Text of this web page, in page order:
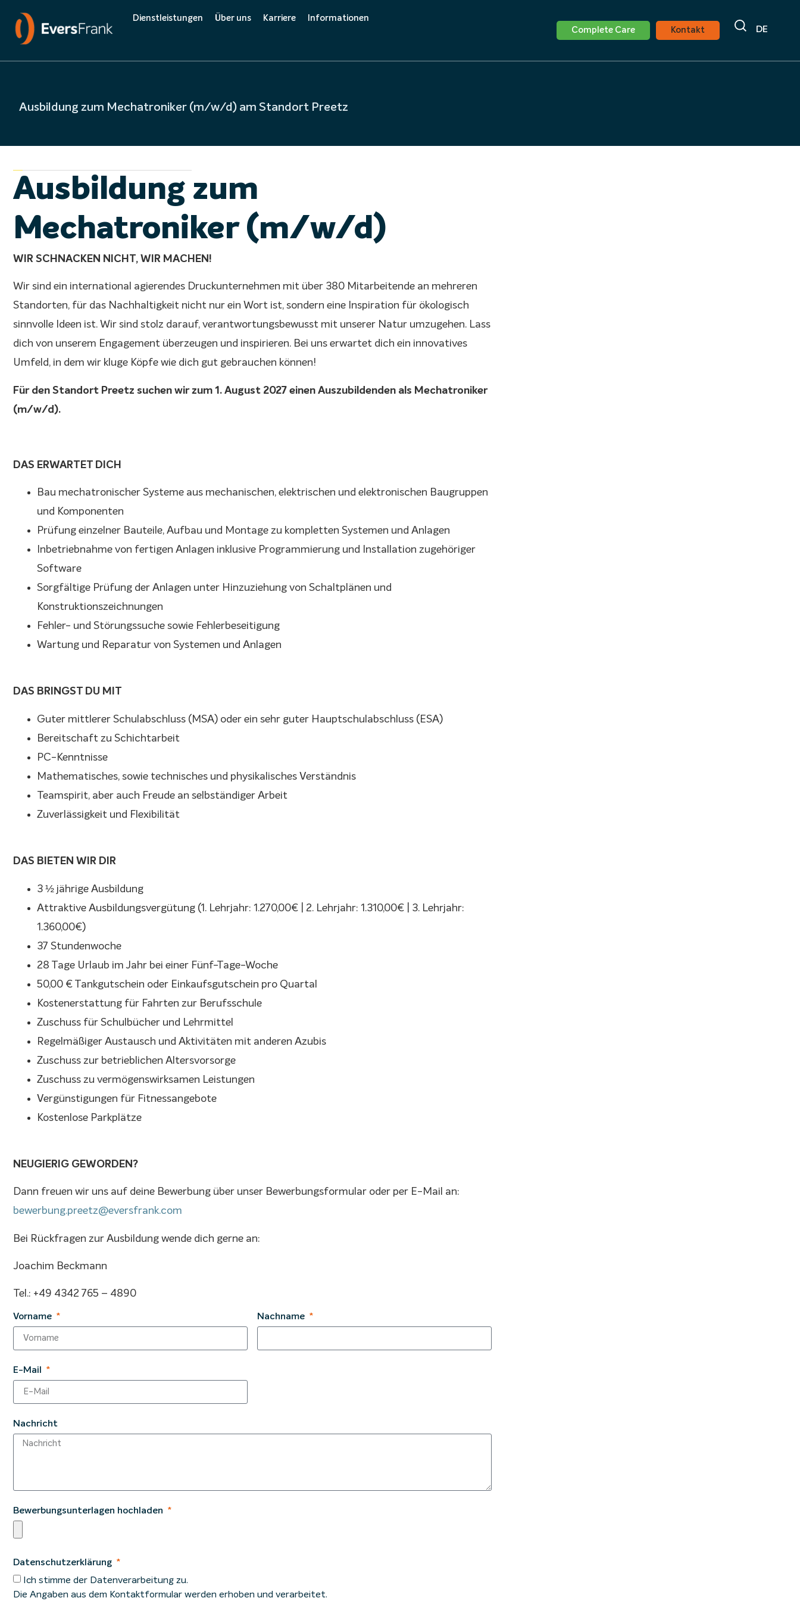
Dienstleistungen Über uns
Complete Care
Qualität
Karriere
Initiativbewerbung
Offene Stellenangebote
Informationen
Downloads
Complete Care Kontakt DE
Ausbildung zum Mechatroniker (m/w/d) am Standort Preetz
Ausbildung zum
Mechatroniker (m/w/d)
WIR SCHNACKEN NICHT, WIR MACHEN!
Wir sind ein international agierendes Druckunternehmen mit über 380 Mitarbeitende an mehreren
Standorten, für das Nachhaltigkeit nicht nur ein Wort ist, sondern eine Inspiration für ökologisch
sinnvolle Ideen ist. Wir sind stolz darauf, verantwortungsbewusst mit unserer Natur umzugehen. Lass
dich von unserem Engagement überzeugen und inspirieren. Bei uns erwartet dich ein innovatives
Umfeld, in dem wir kluge Köpfe wie dich gut gebrauchen können!
Für den Standort Preetz suchen wir zum 1. August 2027 einen Auszubildenden als Mechatroniker
(m/w/d).
DAS ERWARTET DICH
Bau mechatronischer Systeme aus mechanischen, elektrischen und elektronischen Baugruppen
und Komponenten
Prüfung einzelner Bauteile, Aufbau und Montage zu kompletten Systemen und Anlagen
Inbetriebnahme von fertigen Anlagen inklusive Programmierung und Installation zugehöriger
Software
Sorgfältige Prüfung der Anlagen unter Hinzuziehung von Schaltplänen und
Konstruktionszeichnungen
Fehler- und Störungssuche sowie Fehlerbeseitigung
Wartung und Reparatur von Systemen und Anlagen
DAS BRINGST DU MIT
Guter mittlerer Schulabschluss (MSA) oder ein sehr guter Hauptschulabschluss (ESA)
Bereitschaft zu Schichtarbeit
PC-Kenntnisse
Mathematisches, sowie technisches und physikalisches Verständnis
Teamspirit, aber auch Freude an selbständiger Arbeit
Zuverlässigkeit und Flexibilität
DAS BIETEN WIR DIR
3 ½ jährige Ausbildung
Attraktive Ausbildungsvergütung (1. Lehrjahr: 1.270,00€ | 2. Lehrjahr: 1.310,00€ | 3. Lehrjahr:
1.360,00€)
37 Stundenwoche
28 Tage Urlaub im Jahr bei einer Fünf-Tage-Woche
50,00 € Tankgutschein oder Einkaufsgutschein pro Quartal
Kostenerstattung für Fahrten zur Berufsschule
Zuschuss für Schulbücher und Lehrmittel
Regelmäßiger Austausch und Aktivitäten mit anderen Azubis
Zuschuss zur betrieblichen Altersvorsorge
Zuschuss zu vermögenswirksamen Leistungen
Vergünstigungen für Fitnessangebote
Kostenlose Parkplätze
NEUGIERIG GEWORDEN?
Dann freuen wir uns auf deine Bewerbung über unser Bewerbungsformular oder per E-Mail an:
bewerbung.preetz@eversfrank.com
Bei Rückfragen zur Ausbildung wende dich gerne an:
Joachim Beckmann
Tel.: +49 4342 765 – 4890
Vorname Nachname
E-Mail
Nachricht
Bewerbungsunterlagen hochladen
Datenschutzerklärung
Ich stimme der Datenverarbeitung zu.
Die Angaben aus dem Kontaktformular werden erhoben und verarbeitet.